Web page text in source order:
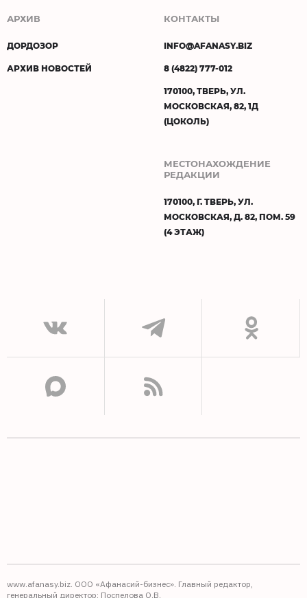
АРХИВ
ДОРДОЗОР
АРХИВ НОВОСТЕЙ
КОНТАКТЫ
INFO@AFANASY.BIZ
8 (4822) 777-012
170100, ТВЕРЬ, УЛ.
МОСКОВСКАЯ, 82, 1Д
(ЦОКОЛЬ)
МЕСТОНАХОЖДЕНИЕ
РЕДАКЦИИ
170100, Г. ТВЕРЬ, УЛ.
МОСКОВСКАЯ, Д. 82, ПОМ. 59
(4 ЭТАЖ)
www.afanasy.biz. ООО «Афанасий-бизнес». Главный редактор,
генеральный директор: Поспелова О.В.